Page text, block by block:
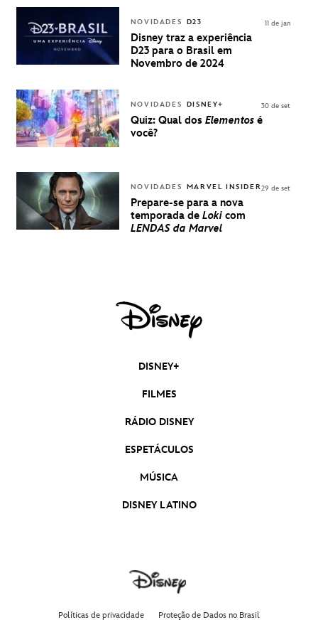
INGRESSOS
PARA A D23
BRASIL -
UMA
DISNEY
NOVIDADES D23
Disney traz a experiência
D23 para o Brasil em
Novembro de 2024
11 de jan
NOVIDADES DISNEY+
Quiz: Qual dos Elementos é
você?
30 de set
NOVIDADES MARVEL INSIDER
Prepare-se para a nova
temporada de Loki com
LENDAS da Marvel
29 de set
DISNEY+
FILMES
RÁDIO DISNEY
ESPETÁCULOS
MÚSICA
DISNEY LATINO
Políticas de privacidade Proteção de Dados no Brasil